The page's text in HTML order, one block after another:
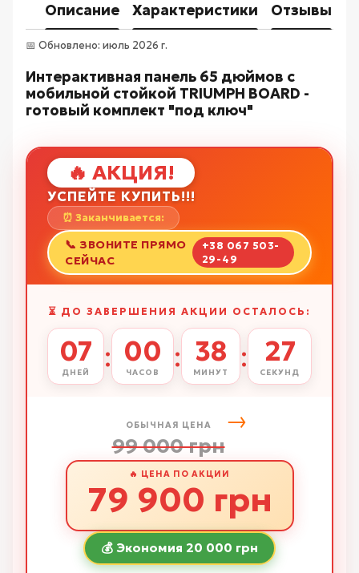
Описание Характеристики Отзывы
📅 Обновлено: июль 2026 г.
Интерактивная панель 65 дюймов с
мобильной стойкой TRIUMPH BOARD -
готовый комплект "под ключ"
🔥 АКЦИЯ!
УСПЕЙТЕ КУПИТЬ!!!
⏰ Заканчивается:
📞 ЗВОНИТЕ ПРЯМО
СЕЙЧАС
+38 067 503-
29-49
⏳ ДО ЗАВЕРШЕНИЯ АКЦИИ ОСТАЛОСЬ:
07
ДНЕЙ : 00
ЧАСОВ : 38
МИНУТ : 26
СЕКУНД
ОБЫЧНАЯ ЦЕНА
99 000 грн
→
🔥 ЦЕНА ПО АКЦИИ
79 900 грн
💰 Экономия 20 000 грн